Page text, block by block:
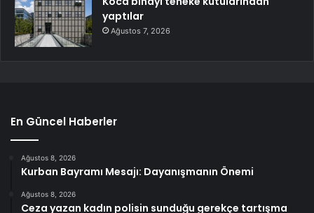
yaptılar
Ağustos 7, 2026
En Güncel Haberler
Ağustos 8, 2026
Kurban Bayramı Mesajı: Dayanışmanın Önemi
Ağustos 8, 2026
Ceza yazan kadın polisin sunduğu gerekçe tartışma